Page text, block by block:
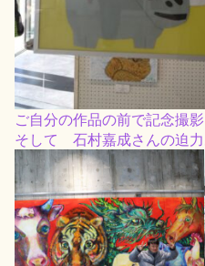
ご自分の作品の前で記念撮
そして 石村嘉成さんの迫